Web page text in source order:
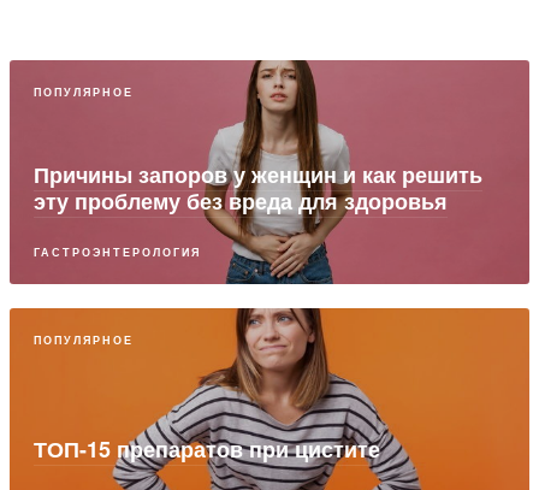
ПОПУЛЯРНОЕ
Причины запоров у женщин и как решить
эту проблему без вреда для здоровья
ГАСТРОЭНТЕРОЛОГИЯ
ПОПУЛЯРНОЕ
ТОП-15 препаратов при цистите